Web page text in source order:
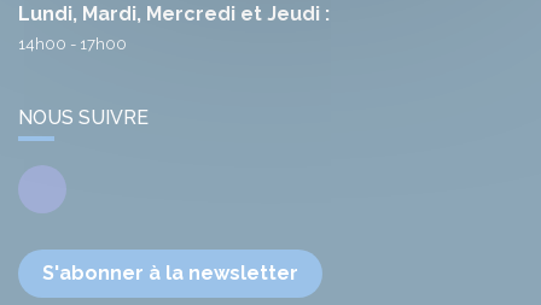
Lundi, Mardi, Mercredi et Jeudi :
14h00 - 17h00
NOUS SUIVRE
Facebook
S'abonner à la newsletter